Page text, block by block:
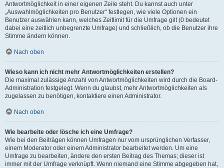
Antwortmöglichkeit in einer eigenen Zeile steht. Du kannst auch unter
„Auswahlmöglichkeiten pro Benutzer“ festlegen, wie viele Optionen ein
Benutzer auswählen kann, welches Zeitlimit für die Umfrage gilt (0 bedeutet
dabei eine zeitlich unbegrenzte Umfrage) und schließlich, ob die Benutzer ihre
Stimme ändern können.
Nach oben
Wieso kann ich nicht mehr Antwortmöglichkeiten erstellen?
Die maximal zulässige Anzahl von Antwortmöglichkeiten wird durch die Board-
Administration festgelegt. Wenn du glaubst, mehr Antwortmöglichkeiten als
zugelassen zu benötigen, kontaktiere einen Administrator.
Nach oben
Wie bearbeite oder lösche ich eine Umfrage?
Wie bei den Beiträgen können Umfragen nur vom ursprünglichen Verfasser,
einem Moderator oder einem Administrator bearbeitet werden. Um eine
Umfrage zu bearbeiten, ändere den ersten Beitrag des Themas; dieser ist
immer mit der Umfrage verknüpft. Wenn niemand eine Stimme abgegeben hat,